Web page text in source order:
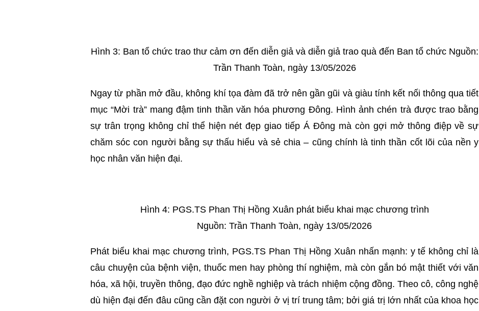
Hình 3: Ban tổ chức trao thư cảm ơn đến diễn giả và diễn giả trao quà đến Ban tổ chức Nguồn:
Trần Thanh Toàn, ngày 13/05/2026
Ngay từ phần mở đầu, không khí tọa đàm đã trở nên gần gũi và giàu tính kết nối thông qua tiết
mục “Mời trà” mang đậm tinh thần văn hóa phương Đông. Hình ảnh chén trà được trao bằng
sự trân trọng không chỉ thể hiện nét đẹp giao tiếp Á Đông mà còn gợi mở thông điệp về sự
chăm sóc con người bằng sự thấu hiểu và sẻ chia – cũng chính là tinh thần cốt lõi của nền y
học nhân văn hiện đại.
Hình 4: PGS.TS Phan Thị Hồng Xuân phát biểu khai mạc chương trình
Nguồn: Trần Thanh Toàn, ngày 13/05/2026
Phát biểu khai mạc chương trình, PGS.TS Phan Thị Hồng Xuân nhấn mạnh: y tế không chỉ là
câu chuyện của bệnh viện, thuốc men hay phòng thí nghiệm, mà còn gắn bó mật thiết với văn
hóa, xã hội, truyền thông, đạo đức nghề nghiệp và trách nhiệm cộng đồng. Theo cô, công nghệ
dù hiện đại đến đâu cũng cần đặt con người ở vị trí trung tâm; bởi giá trị lớn nhất của khoa học